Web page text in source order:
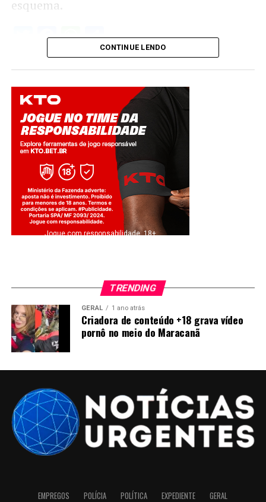
esquema.
Twitter
Facebook
WhatsApp
Share
CONTINUE LENDO
Jogue com responsabilidade. 18+
TRENDING
GERAL 1 ano atrás
Criadora de conteúdo +18 grava vídeo
pornô no meio do Maracanã
EMPREGOS POLÍCIA POLÍTICA EXPEDIENTE GERAL